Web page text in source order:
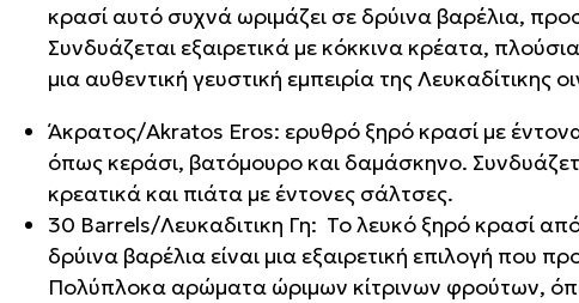
κρασί αυτό συχνά ωριμάζει σε δρύινα βαρέλια,
Συνδυάζεται εξαιρετικά με κόκκινα κρέατα,
μια αυθεντική γευστική εμπειρία της Λευκαδίτικης
Άκρατος/Akratos Eros: ερυθρό ξηρό κρασί με
όπως κεράσι, βατόμουρο και δαμάσκηνο.
κρεατικά και πιάτα με έντονες σάλτσες.
30 Barrels/Λευκαδιτικη Γη: Το λευκό ξηρό κρασί
δρύινα βαρέλια είναι μια εξαιρετική επιλογή που
Πολύπλοκα αρώματα ώριμων κίτρινων φρούτων,